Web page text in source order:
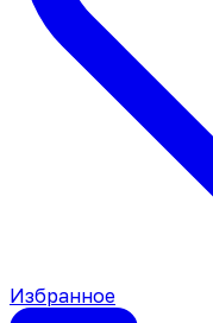
Избранное